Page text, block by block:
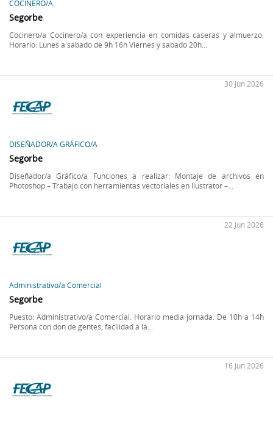
COCINERO/A
Segorbe
Cocinero/a Cocinero/a con experiencia en comidas caseras y almuerzo.
Horario: Lunes a sabado de 9h 16h Viernes y sabado 20h...
DISEÑADOR/A GRÁFICO/A
30 Jun 2026
Segorbe
Diseñador/a Gráfico/a Funciones a realizar: Montaje de archivos en
Photoshop – Trabajo con herramientas vectoriales en Ilustrator –...
Administrativo/a Comercial
22 Jun 2026
Segorbe
Puesto: Administrativo/a Comercial. Horario media jornada. De 10h a 14h
Persona con don de gentes, facilidad a la...
16 Jun 2026